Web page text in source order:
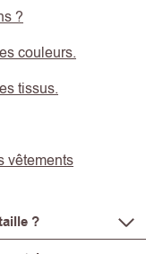
?
couleurs.
tissus.
vêtements
?